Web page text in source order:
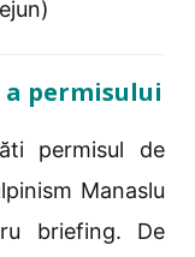
a permisului
permisul de
Manaslu
briefing. De